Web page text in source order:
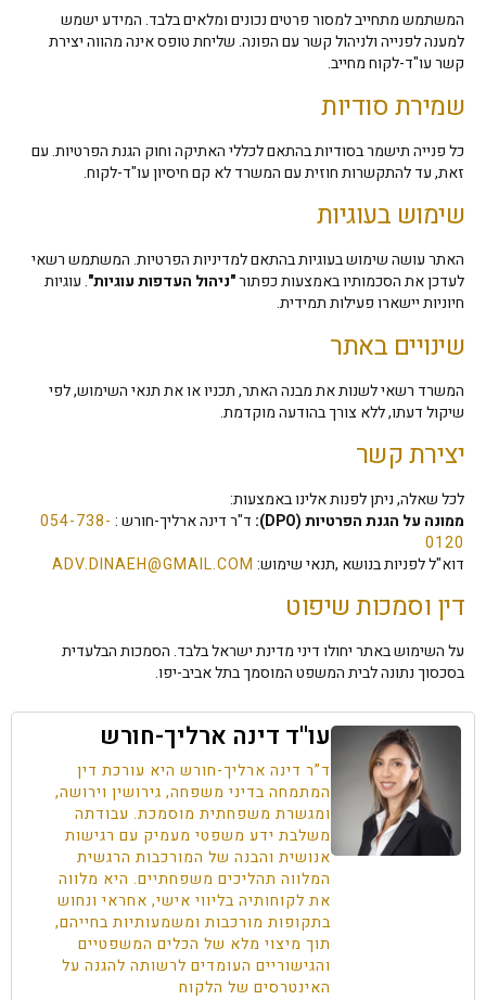
המשתמש מתחייב למסור פרטים נכונים ומלאים בלבד. המידע ישמש
למענה לפנייה ולניהול קשר עם הפונה. שליחת טופס אינה מהווה יצירת
קשר עו"ד-לקוח מחייב.
שמירת סודיות
כל פנייה תישמר בסודיות בהתאם לכללי האתיקה וחוק הגנת הפרטיות. עם
זאת, עד להתקשרות חוזית עם המשרד לא קם חיסיון עו"ד-לקוח.
שימוש בעוגיות
האתר עושה שימוש בעוגיות בהתאם למדיניות הפרטיות. המשתמש רשאי
לעדכן את הסכמותיו באמצעות כפתור"ניהול העדפות עוגיות". עוגיות
חיוניות יישארו פעילות תמידית.
שינויים באתר
המשרד רשאי לשנות את מבנה האתר, תכניו או את תנאי השימוש, לפי
שיקול דעתו, ללא צורך בהודעה מוקדמת.
יצירת קשר
לכל שאלה, ניתן לפנות אלינו באמצעות:
ממונה על הגנת הפרטיות (DPO):
ד"ר דינה ארליך-חורש :054-738-
0120
דוא"ל לפניות בנושא ,תנאי שימוש:ADV.DINAEH@GMAIL.COM
דין וסמכות שיפוט
על השימוש באתר יחולו דיני מדינת ישראל בלבד. הסמכות הבלעדית
בסכסוך נתונה לבית המשפט המוסמך בתל אביב-יפו.
עו''ד דינה ארליך-חורש
ד”ר דינה ארליך-חורש היא עורכת דין
המתמחה בדיני משפחה, גירושין וירושה,
ומגשרת משפחתית מוסמכת. עבודתה
משלבת ידע משפטי מעמיק עם רגישות
אנושית והבנה של המורכבות הרגשית
המלווה תהליכים משפחתיים. היא מלווה
את לקוחותיה בליווי אישי, אחראי ונחוש
בתקופות מורכבות ומשמעותיות בחייהם,
תוך מיצוי מלא של הכלים המשפטיים
והגישוריים העומדים לרשותה להגנה על
האינטרסים של הלקוח